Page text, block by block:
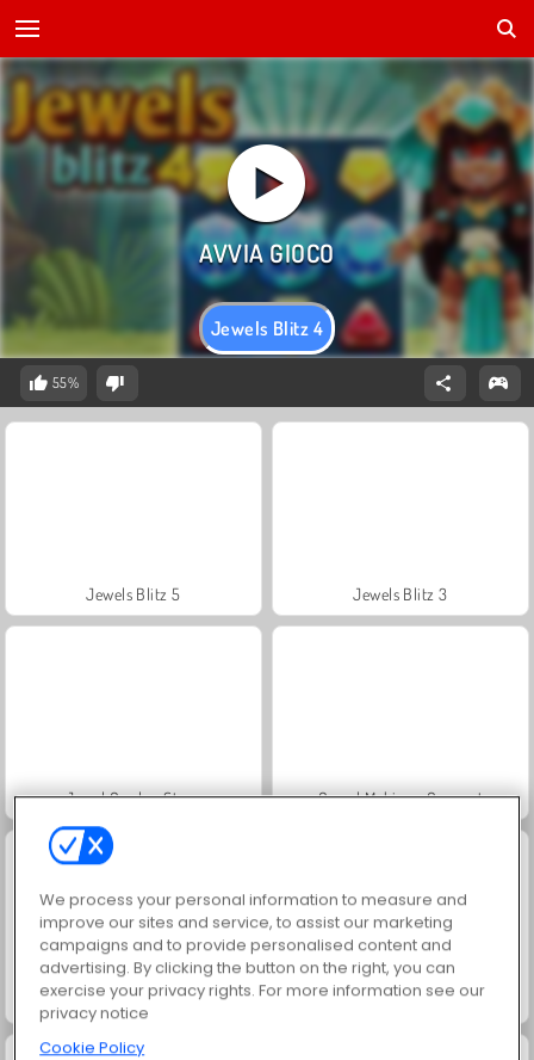
Jewels Blitz 4
55%
Jewels Blitz 5 Jewels Blitz 3
Jewel Garden Story Grand Mahjong Connect
Heroes of Match 3 Puppy Blast
We process your personal information to measure and
improve our sites and service, to assist our marketing
campaigns and to provide personalised content and
advertising. By clicking the button on the right, you can
exercise your privacy rights. For more information see our
privacy notice
Cookie Policy